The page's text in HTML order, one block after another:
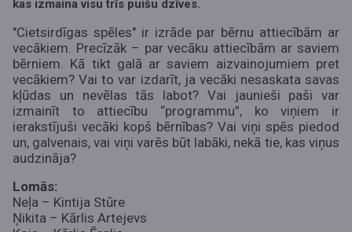
kas izmaina visu trīs puišu dzīves.
"Cietsirdīgas spēles" ir izrāde par bērnu attiecībām ar
vecākiem. Precīzāk – par vecāku attiecībām ar saviem
bērniem. Kā tikt galā ar saviem aizvainojumiem pret
vecākiem? Vai to var izdarīt, ja vecāki nesaskata savas
kļūdas un nevēlas tās labot? Vai jaunieši paši var
izmainīt to attiecību “programmu”, ko viņiem ir
ierakstījuši vecāki kopš bērnības? Vai viņi spēs piedod
un, galvenais, vai viņi varēs būt labāki, nekā tie, kas viņus
audzināja?
Lomās:
Neļa – Kintija Stūre
Ņikita – Kārlis Artejevs